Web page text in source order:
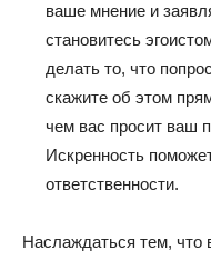
ваше мнение и
становитесь
делать то, что
скажите об этом
чем вас просит ваш
Искренность
ответственности.
Наслаждаться тем, что